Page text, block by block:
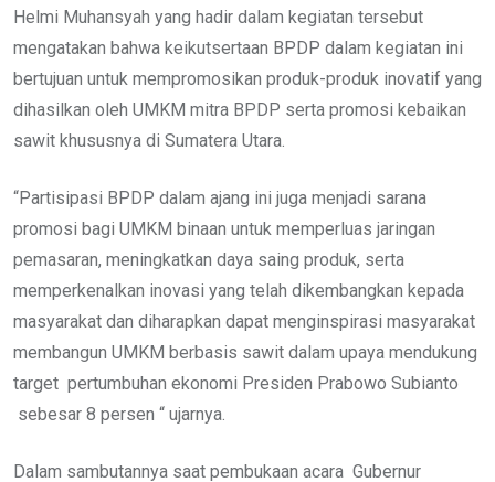
Helmi Muhansyah yang hadir dalam kegiatan tersebut
mengatakan bahwa keikutsertaan BPDP dalam kegiatan ini
bertujuan untuk mempromosikan produk-produk inovatif yang
dihasilkan oleh UMKM mitra BPDP serta promosi kebaikan
sawit khususnya di Sumatera Utara.
“Partisipasi BPDP dalam ajang ini juga menjadi sarana
promosi bagi UMKM binaan untuk memperluas jaringan
pemasaran, meningkatkan daya saing produk, serta
memperkenalkan inovasi yang telah dikembangkan kepada
masyarakat dan diharapkan dapat menginspirasi masyarakat
membangun UMKM berbasis sawit dalam upaya mendukung
target pertumbuhan ekonomi Presiden Prabowo Subianto
sebesar 8 persen “ ujarnya.
Dalam sambutannya saat pembukaan acara Gubernur